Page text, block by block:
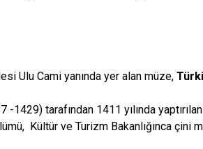
Ulu Cami yanında yer alan müze,
-1429) tarafından 1411 yılında
Kültür ve Turizm Bakanlığınca çini